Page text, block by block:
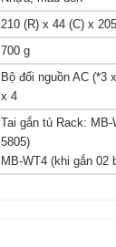
210 (R) x 44 (C) x
700 g
Bộ đổi nguồn AC
x 4
Tai gắn tủ Rack: MB-
5805)
MB-WT4 (khi gắn 02